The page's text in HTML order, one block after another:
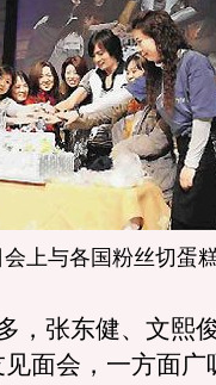
上与各国粉丝切蛋
张东健、文熙
面会，一方面广